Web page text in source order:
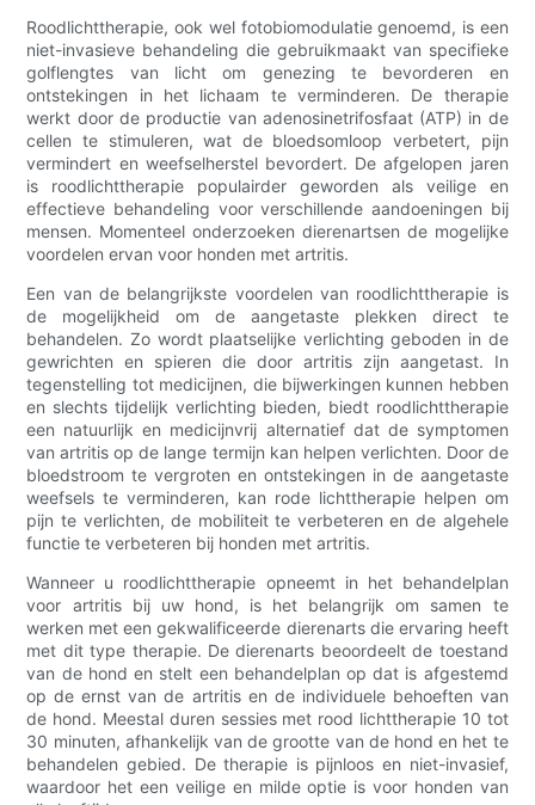
Roodlichttherapie, ook wel fotobiomodulatie genoemd, is een
niet-invasieve behandeling die gebruikmaakt van specifieke
golflengtes van licht om genezing te bevorderen en
ontstekingen in het lichaam te verminderen. De therapie
werkt door de productie van adenosinetrifosfaat (ATP) in de
cellen te stimuleren, wat de bloedsomloop verbetert, pijn
vermindert en weefselherstel bevordert. De afgelopen jaren
is roodlichttherapie populairder geworden als veilige en
effectieve behandeling voor verschillende aandoeningen bij
mensen. Momenteel onderzoeken dierenartsen de mogelijke
voordelen ervan voor honden met artritis.
Een van de belangrijkste voordelen van roodlichttherapie is
de mogelijkheid om de aangetaste plekken direct te
behandelen. Zo wordt plaatselijke verlichting geboden in de
gewrichten en spieren die door artritis zijn aangetast. In
tegenstelling tot medicijnen, die bijwerkingen kunnen hebben
en slechts tijdelijk verlichting bieden, biedt roodlichttherapie
een natuurlijk en medicijnvrij alternatief dat de symptomen
van artritis op de lange termijn kan helpen verlichten. Door de
bloedstroom te vergroten en ontstekingen in de aangetaste
weefsels te verminderen, kan rode lichttherapie helpen om
pijn te verlichten, de mobiliteit te verbeteren en de algehele
functie te verbeteren bij honden met artritis.
Wanneer u roodlichttherapie opneemt in het behandelplan
voor artritis bij uw hond, is het belangrijk om samen te
werken met een gekwalificeerde dierenarts die ervaring heeft
met dit type therapie. De dierenarts beoordeelt de toestand
van de hond en stelt een behandelplan op dat is afgestemd
op de ernst van de artritis en de individuele behoeften van
de hond. Meestal duren sessies met rood lichttherapie 10 tot
30 minuten, afhankelijk van de grootte van de hond en het te
behandelen gebied. De therapie is pijnloos en niet-invasief,
waardoor het een veilige en milde optie is voor honden van